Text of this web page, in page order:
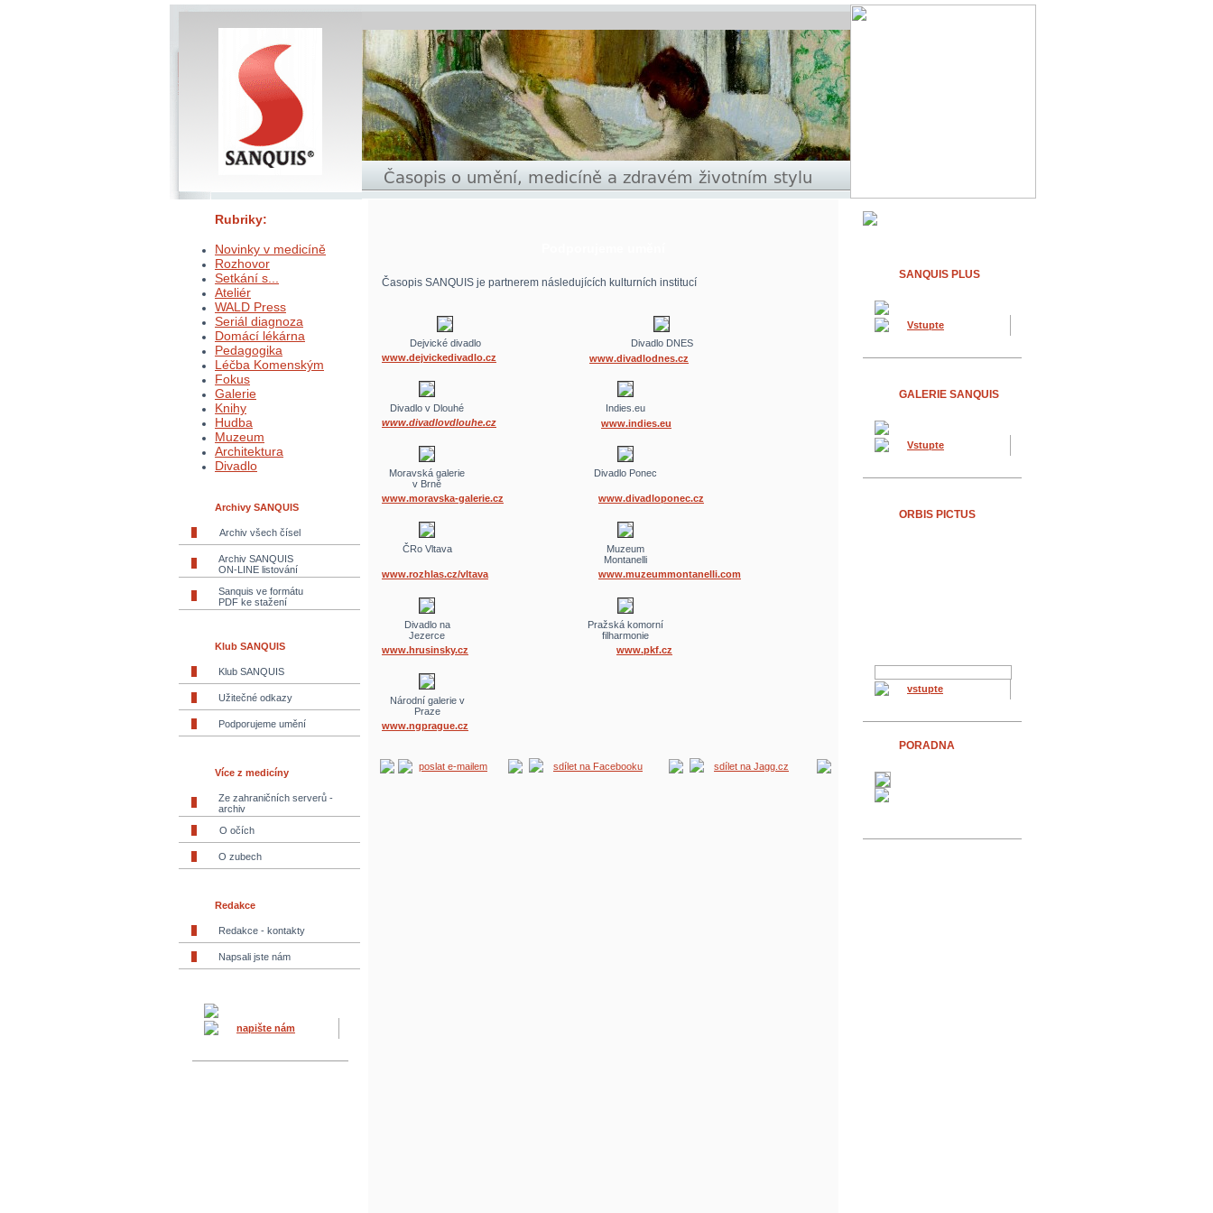
Rubriky:
Novinky v medicíně
Rozhovor
Setkání s...
Ateliér
WALD Press
Seriál diagnoza
Domácí lékárna
Pedagogika
Léčba Komenským
Fokus
Galerie
Knihy
Hudba
Muzeum
Architektura
Divadlo
Archivy SANQUIS
Archiv všech čísel
Archiv SANQUIS
ON-LINE listování
Sanquis ve formátu
PDF ke stažení
Klub SANQUIS
Klub SANQUIS
Užitečné odkazy
Podporujeme umění
Více z medicíny
Ze zahraničních serverů -
archiv
O očích
O zubech
Redakce
Redakce - kontakty
Napsali jste nám
napište nám
Časopis SANQUIS je partnerem následujících kulturních institucí
Dejvické divadlo
Divadlo DNES
www.dejvickedivadlo.cz
www.divadlodnes.cz
Divadlo v Dlouhé
Indies.eu
www.divadlovdlouhe.cz
www.indies.eu
Moravská galerie
v Brně
Divadlo Ponec
www.moravska-galerie.cz www.divadloponec.cz
ČRo Vltava
Muzeum
Montanelli
www.rozhlas.cz/vltava
www.muzeummontanelli.com
Divadlo na
Jezerce
Pražská komorní
filharmonie
www.hrusinsky.cz
www.pkf.cz
Národní galerie v
Praze
www.ngprague.cz
poslat e-mailem sdílet na Facebooku sdílet na Jagg.cz
SANQUIS PLUS
Vstupte
GALERIE SANQUIS
Vstupte
ORBIS PICTUS
vstupte
PORADNA